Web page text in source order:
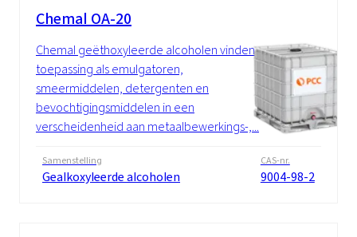
Chemal OA-20
Chemal geëthoxyleerde alcoholen vinden
toepassing als emulgatoren,
smeermiddelen, detergenten en
bevochtigingsmiddelen in een
verscheidenheid aan metaalbewerkings-,...
Samenstelling
Gealkoxyleerde alcoholen
CAS-nr.
9004-98-2